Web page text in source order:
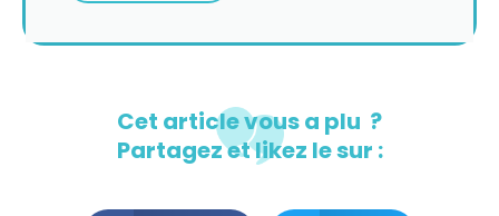
Cet article vous a plu ?
Partagez et likez le sur :